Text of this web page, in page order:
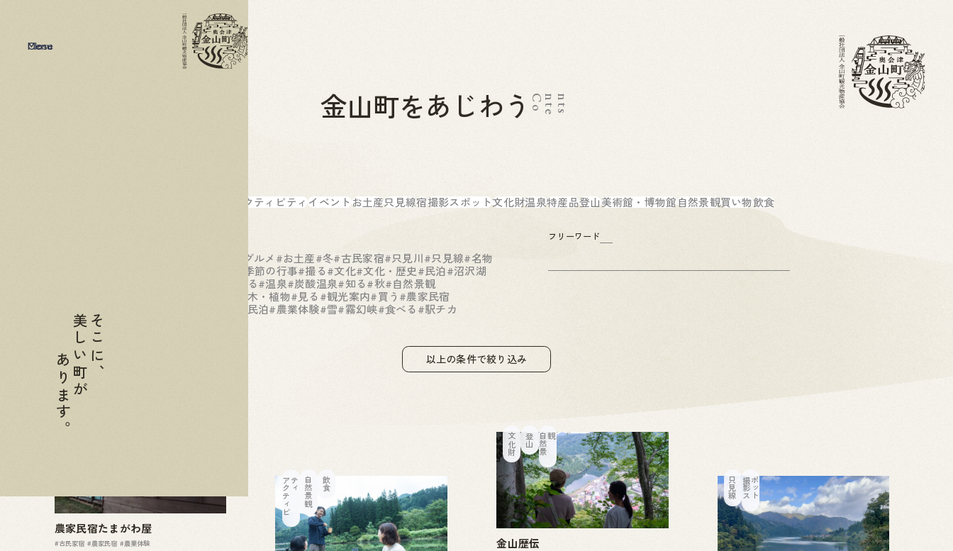
金山町をあじわうC
o
n
t
e
n
t s
アクティビティイベントお土産只見線宿撮影スポット文化財温泉特産品登山美術館・博物館自然景観買い物飲食
#B級グルメ #お土産#冬#古民家宿#只見川#只見線#名物
#季節の行事#撮る#文化#文化・歴史#民泊#沼沢湖
#泊まる#温泉#炭酸温泉#知る#秋#自然景観
#花・木・植物#見る#観光案内#買う #農家民宿
#農家民泊#農業体験#雪#霧幻峡#食べる#駅チカ
フリーワード
以上の条件で絞り込み
農家民宿たまがわ屋
#古民家宿 #農家民宿 #農業体験
ア
ク
テ
ィ
ビ
ティ 自然景観 飲食
金山歴伝
文化財 登山 自
然
景観
只見線 撮
影
ス
ポ
ット
そこに、
美しい町が
あります。
Menu
Close